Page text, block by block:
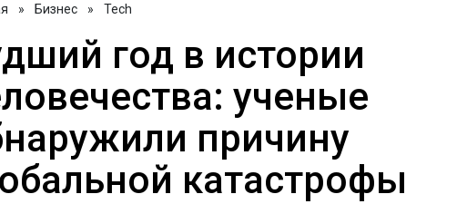
» Бизнес » Tech
год в истории
ученые
причину
катастрофы